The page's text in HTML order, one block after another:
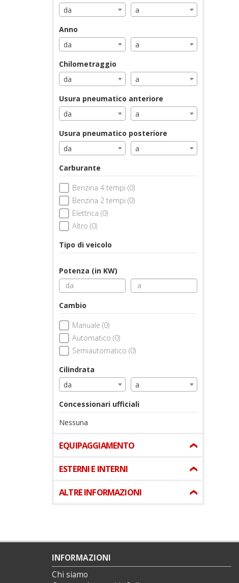
da
a
Anno
da
a
Chilometraggio
da
a
Usura pneumatico anteriore
da
a
Usura pneumatico posteriore
da
a
Carburante
Benzina 4 tempi (0)
Benzina 2 tempi (0)
Elettrica (0)
Altro (0)
Tipo di veicolo
Potenza (in KW)
Cambio
Manuale (0)
Automatico (0)
Semiautomatico (0)
Cilindrata
da
a
Concessionari ufficiali
Nessuna
EQUIPAGGIAMENTO
ESTERNI E INTERNI
ALTRE INFORMAZIONI
INFORMAZIONI
Chi siamo